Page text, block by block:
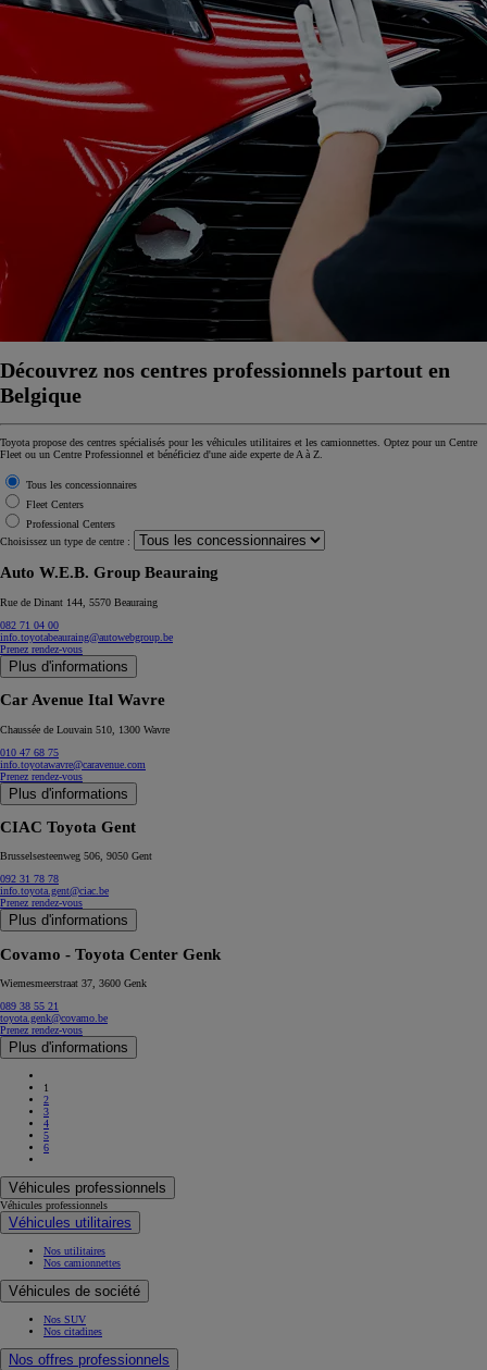
Découvrez nos centres professionnels partout en
Belgique
Toyota propose des centres spécialisés pour les véhicules utilitaires et les camionnettes. Optez pour un Centre
Fleet ou un Centre Professionnel et bénéficiez d'une aide experte de A à Z.
Tous les concessionnaires
Fleet Centers
Professional Centers
Choisissez un type de centre :
Auto W.E.B. Group Beauraing
Rue de Dinant 144, 5570 Beauraing
082 71 04 00
info.toyotabeauraing@autowebgroup.be
Prenez rendez-vous
Plus d'informations
Car Avenue Ital Wavre
Chaussée de Louvain 510, 1300 Wavre
010 47 68 75
info.toyotawavre@caravenue.com
Prenez rendez-vous
Plus d'informations
CIAC Toyota Gent
Brusselsesteenweg 506, 9050 Gent
092 31 78 78
info.toyota.gent@ciac.be
Prenez rendez-vous
Plus d'informations
Covamo - Toyota Center Genk
Wiemesmeerstraat 37, 3600 Genk
089 38 55 21
toyota.genk@covamo.be
Prenez rendez-vous
Plus d'informations
1
2
3
4
5
6
Véhicules professionnels
Véhicules professionnels
Véhicules utilitaires
Nos utilitaires
Nos camionnettes
Véhicules de société
Nos SUV
Nos citadines
Nos offres professionnels